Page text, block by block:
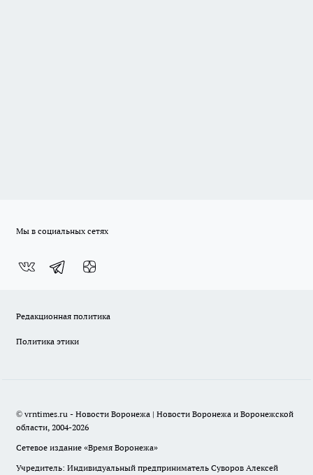
Мы в социальных сетях
Редакционная политика
Политика этики
© vrntimes.ru - Новости Воронежа | Новости Воронежа и Воронежской
области, 2004-2026
Сетевое издание «Время Воронежа»
Учредитель: Индивидуальный предприниматель Суворов Алексей